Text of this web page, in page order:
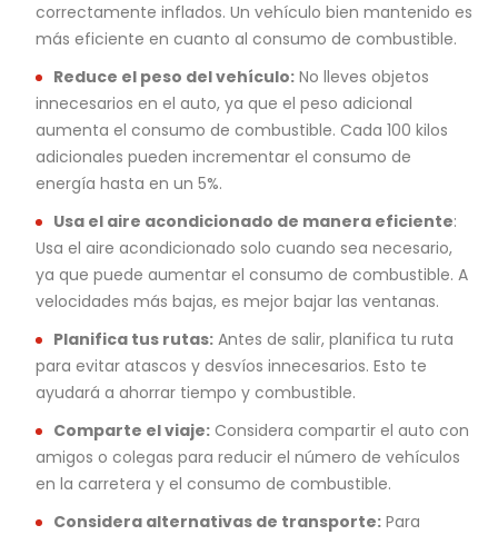
correctamente inflados. Un vehículo bien mantenido es
más eficiente en cuanto al consumo de combustible.
Reduce el peso del vehículo: No lleves objetos
innecesarios en el auto, ya que el peso adicional
aumenta el consumo de combustible. Cada 100 kilos
adicionales pueden incrementar el consumo de
energía hasta en un 5%.
Usa el aire acondicionado de manera eficiente:
Usa el aire acondicionado solo cuando sea necesario,
ya que puede aumentar el consumo de combustible. A
velocidades más bajas, es mejor bajar las ventanas.
Planifica tus rutas: Antes de salir, planifica tu ruta
para evitar atascos y desvíos innecesarios. Esto te
ayudará a ahorrar tiempo y combustible.
Comparte el viaje: Considera compartir el auto con
amigos o colegas para reducir el número de vehículos
en la carretera y el consumo de combustible.
Considera alternativas de transporte: Para